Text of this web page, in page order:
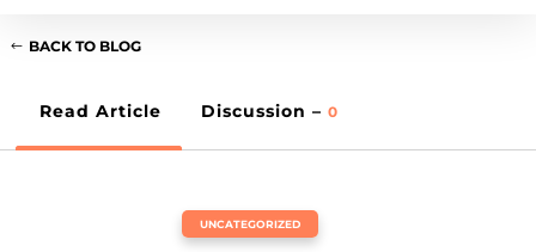
BACK TO BLOG
Read Article Discussion – 0
UNCATEGORIZED